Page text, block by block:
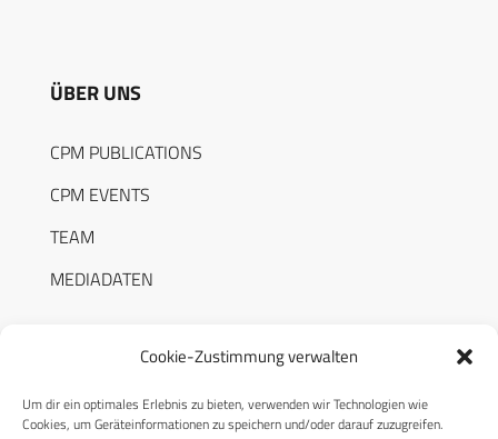
Cookie-Zustimmung verwalten
Um dir ein optimales Erlebnis zu bieten, verwenden wir Technologien wie
Cookies, um Geräteinformationen zu speichern und/oder darauf zuzugreifen.
ÜBER UNS
CPM PUBLICATIONS
CPM EVENTS
TEAM
MEDIADATEN
RECHTLICHES